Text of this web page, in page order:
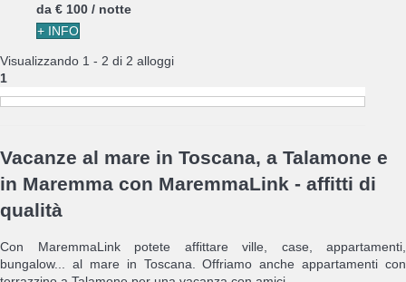
da € 100 / notte
+ INFO
Visualizzando 1 - 2 di 2 alloggi
1
Vacanze al mare in Toscana, a Talamone e
in Maremma con MaremmaLink - affitti di
qualità
Con MaremmaLink potete affittare ville, case, appartamenti,
bungalow... al mare in Toscana. Offriamo anche appartamenti con